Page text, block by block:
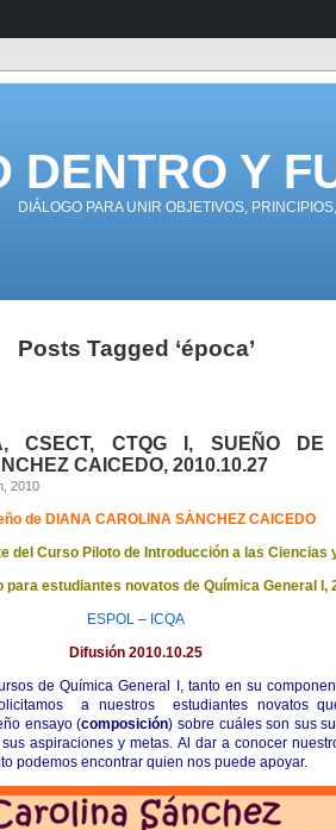
DENTRO Y
DIÁLOGO PARA UNIR OBJETIVOS,
Posts Tagged ‘época’
CSECT, CTQG I, SUEÑO DE
CAICEDO, 2010.10.27
2010
de DIANA CAROLINA SÀNCHEZ CAICEDO
del Curso Piloto de Introducción a las Ciencias
para estudiantes novatos de Química General I,
ESPOL – ICQA
Difusión 2010.10.25
de Química General I, tanto en su
a nuestros estudiantes novatos
ensayo (composición) sobre cuáles son sus
aspiraciones y metas. Al dar a conocer
podemos encontrar quien nos puede apoyar.